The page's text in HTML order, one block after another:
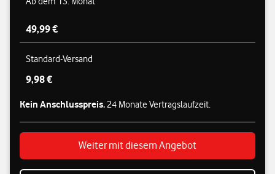
49,99 €
Standard-Versand
9,98 €
Kein Anschlusspreis. 24 Monate Vertragslaufzeit.
Weiter mit diesem Angebot